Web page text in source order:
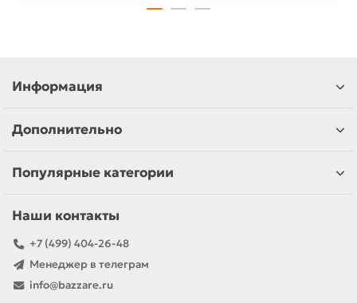
Информация
Дополнительно
Популярные категории
Наши контакты
+7 (499) 404-26-48
Менеджер в телеграм
info@bazzare.ru